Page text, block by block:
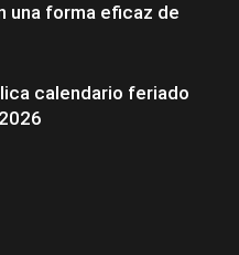
una forma eficaz de
calendario feriado